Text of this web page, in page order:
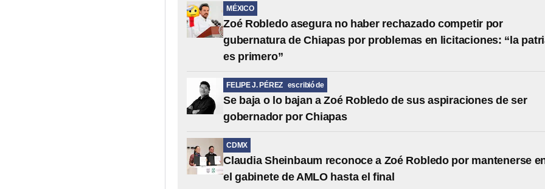
MÉXICO
Zoé Robledo asegura no haber rechazado competir por
gubernatura de Chiapas por problemas en licitaciones: “la
es primero”
FELIPE J. PÉREZ escribió de
Se baja o lo bajan a Zoé Robledo de sus aspiraciones de ser
gobernador por Chiapas
CDMX
Claudia Sheinbaum reconoce a Zoé Robledo por mantenerse
el gabinete de AMLO hasta el final